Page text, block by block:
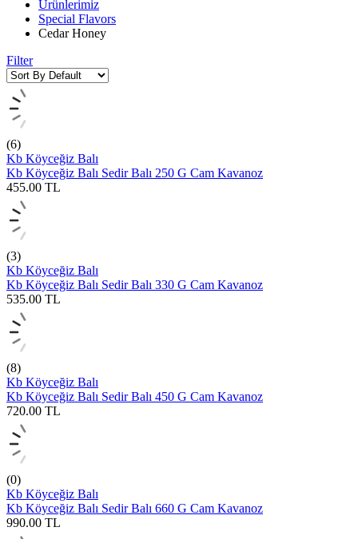
Ürünlerimiz
Special Flavors
Cedar Honey
Filter
(6)
Kb Köyceğiz Balı
Kb Köyceğiz Balı Sedir Balı 250 G Cam Kavanoz
455.00 TL
(3)
Kb Köyceğiz Balı
Kb Köyceğiz Balı Sedir Balı 330 G Cam Kavanoz
535.00 TL
(8)
Kb Köyceğiz Balı
Kb Köyceğiz Balı Sedir Balı 450 G Cam Kavanoz
720.00 TL
(0)
Kb Köyceğiz Balı
Kb Köyceğiz Balı Sedir Balı 660 G Cam Kavanoz
990.00 TL